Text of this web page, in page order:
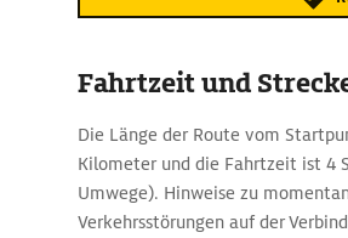
Fahrtzeit und
Die Länge der Route vom
Kilometer und die Fahrtzeit ist 4
Umwege). Hinweise zu
Verkehrsstörungen auf der